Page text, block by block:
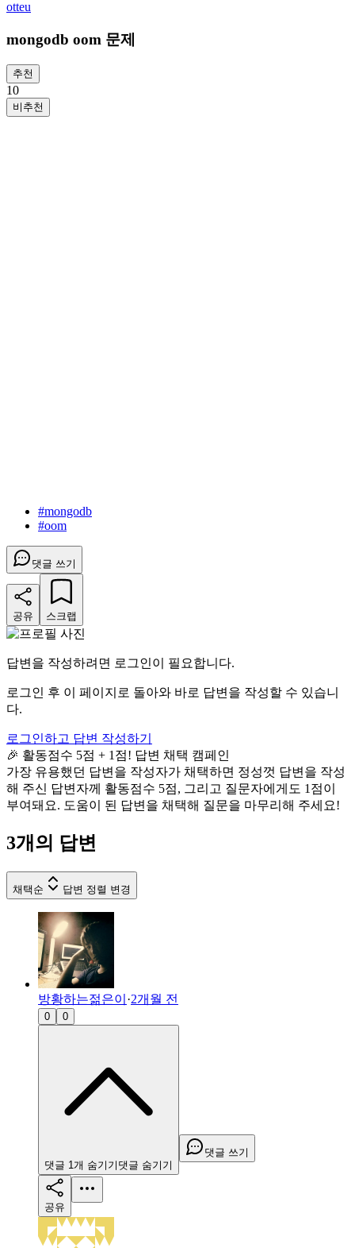
otteu
mongodb oom 문제
추천
10
비추천
#mongodb
#oom
댓글 쓰기
공유 스크랩
답변을 작성하려면 로그인이 필요합니다.
로그인 후 이 페이지로 돌아와 바로 답변을 작성할 수 있습니
다.
로그인하고 답변 작성하기
🎉 활동점수 5점 + 1점! 답변 채택 캠페인
가장 유용했던 답변을 작성자가 채택하면 정성껏 답변을 작성
해 주신 답변자께 활동점수 5점, 그리고 질문자에게도 1점이
부여돼요. 도움이 된 답변을 채택해 질문을 마무리해 주세요!
3개의 답변
채택순 답변 정렬 변경
방황하는젊은이 ·2개월 전
0 0
댓글 1개 숨기기 댓글 숨기기
댓글 쓰기
공유